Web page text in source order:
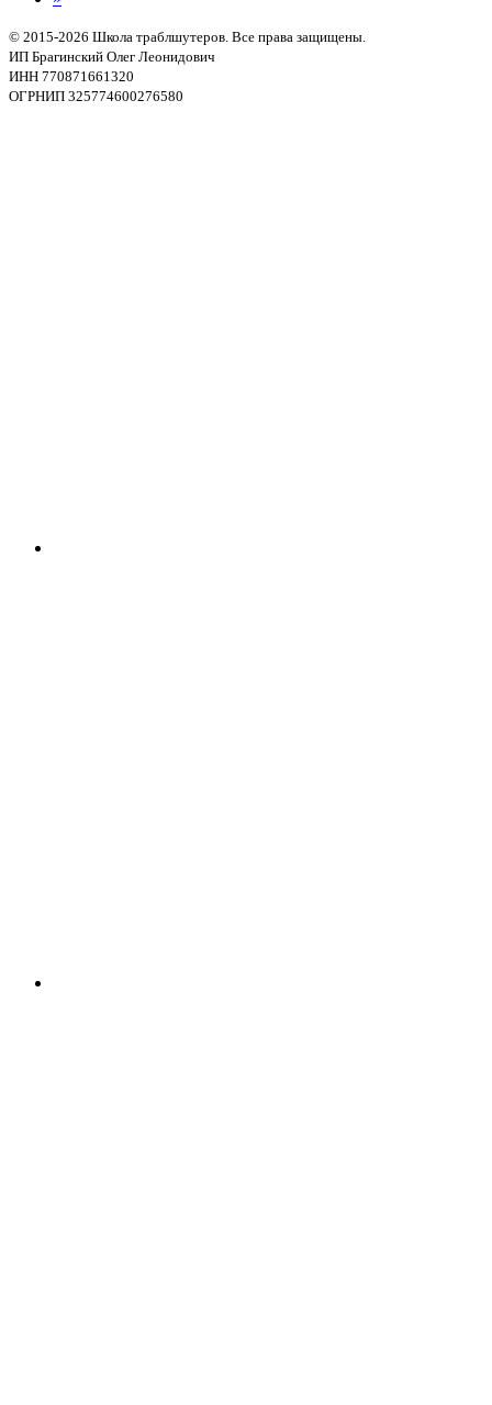
© 2015-2026 Школа траблшутеров. Все права защищены.
ИП Брагинский Олег Леонидович
ИНН 770871661320
ОГРНИП 325774600276580